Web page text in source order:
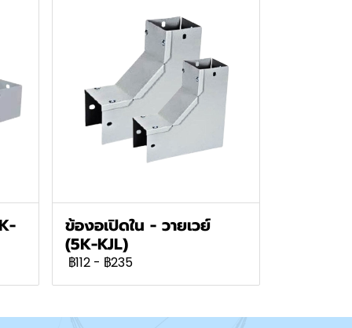
ข้องอเปิดใน - วายเวย์
(5K-KJL)
฿112 - ฿235